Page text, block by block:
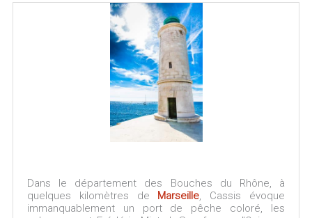
Dans le département des Bouches du Rhône, à
quelques kilomètres de Marseille, Cassis évoque
immanquablement un port de pêche coloré, les